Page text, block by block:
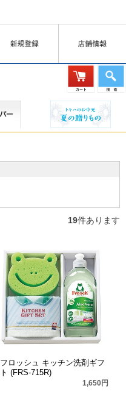
19件あります
フロッシュ キッチン洗剤ギフ
ト (FRS-715R)
1,650円